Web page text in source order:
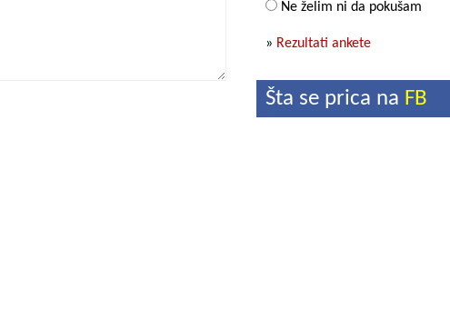
Ne želim ni da pokušam
» Rezultati ankete
Šta se prica na FB